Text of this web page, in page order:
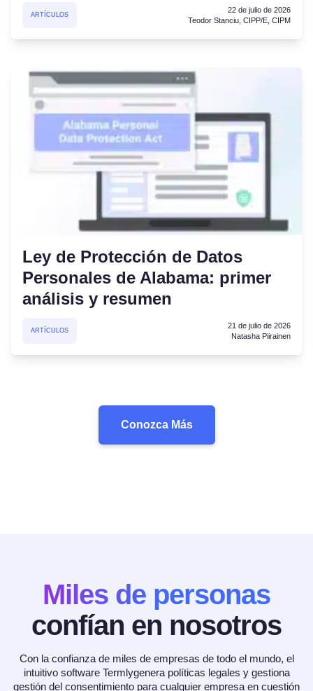
ARTÍCULOS
22 de julio de 2026
Teodor Stanciu, CIPP/E, CIPM
Ley de Protección de Datos
Personales de Alabama: primer
análisis y resumen
ARTÍCULOS
21 de julio de 2026
Natasha Piirainen
Conozca Más
Miles de personas
confían en nosotros
Con la confianza de miles de empresas de todo el mundo, el
intuitivo software Termlygenera políticas legales y gestiona
gestión del consentimiento para cualquier empresa en cuestión